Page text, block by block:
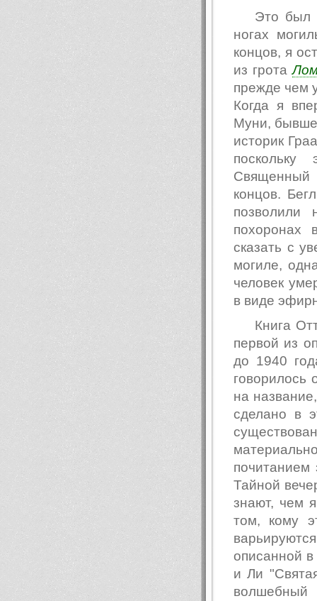
Это был
ногах
концов, я
из грота
прежде чем
Когда я
Муни,
историк
Священный
концов.
позволили
похоронах
сказать с
могиле,
человек
в виде
Книга
первой из
до 1940
говорилось
на
сделано в
почитанием
Тайной
знают, чем
том, кому
описанной
и Ли
волшебный